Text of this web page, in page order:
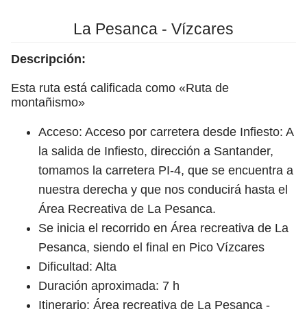
La Pesanca - Vízcares
Descripción:
Esta ruta está calificada como «Ruta de
montañismo»
Acceso: Acceso por carretera desde Infiesto: A
la salida de Infiesto, dirección a Santander,
tomamos la carretera PI-4, que se encuentra a
nuestra derecha y que nos conducirá hasta el
Área Recreativa de La Pesanca.
Se inicia el recorrido en Área recreativa de La
Pesanca, siendo el final en Pico Vízcares
Dificultad: Alta
Duración aproximada: 7 h
Itinerario: Área recreativa de La Pesanca -